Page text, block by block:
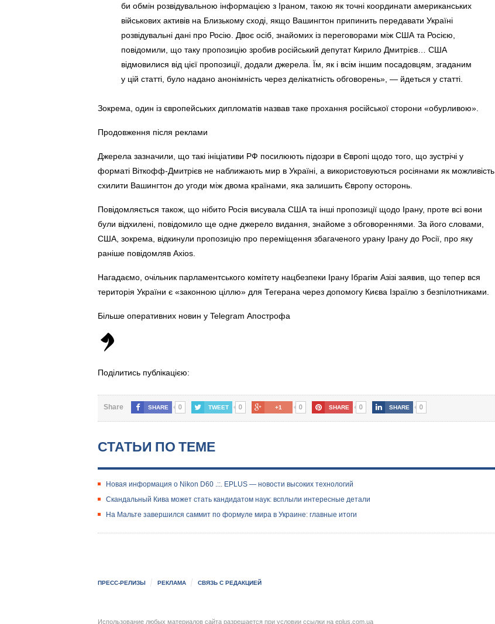
би обмін розвідувальною інформацією з Іраном, такою як точні координати американських
військових активів на Близькому сході, якщо Вашингтон припинить передавати Україні
розвідувальні дані про Росію. Двоє осіб, знайомих із переговорами між США та Росією,
повідомили, що таку пропозицію зробив російський депутат Кирило Дмитрієв… США
відмовилися від цієї пропозиції, додали джерела. Їм, як і всім іншим посадовцям, згаданим
у цій статті, було надано анонімність через делікатність обговорень», — йдеться у статті.
Зокрема, один із європейських дипломатів назвав таке прохання російської сторони «обурливою».
Продовження після реклами
Джерела зазначили, що такі ініціативи РФ посилюють підозри в Європі щодо того, що зустрічі у
форматі Віткофф-Дмитрієв не наближають мир в Україні, а використовуються росіянами як можливість
схилити Вашингтон до угоди між двома країнами, яка залишить Європу осторонь.
Повідомляється також, що нібито Росія висувала США та інші пропозиції щодо Ірану, проте всі вони
були відхилені, повідомило ще одне джерело видання, знайоме з обговореннями. За його словами,
США, зокрема, відкинули пропозицію про переміщення збагаченого урану Ірану до Росії, про яку
раніше повідомляв Axios.
Нагадаємо, очільник парламентського комітету нацбезпеки Ірану Ібрагім Азізі заявив, що тепер вся
територія України є «законною ціллю» для Тегерана через допомогу Києва Ізраїлю з безпілотниками.
Більше оперативних новин у Telegram Апострофа
Поділитись публікацією:
Share SHARE 0 TWEET 0 +1 0 SHARE 0 SHARE 0
СТАТЬИ ПО ТЕМЕ
Новая информация о Nikon D60 .::. EPLUS — новости высоких технологий
Скандальный Кива может стать кандидатом наук: всплыли интересные детали
На Мальте завершился саммит по формуле мира в Украине: главные итоги
ПРЕСС-РЕЛИЗЫ РЕКЛАМА СВЯЗЬ С РЕДАКЦИЕЙ
Использование любых материалов сайта разрешается при условии ссылки на eplus.com.ua